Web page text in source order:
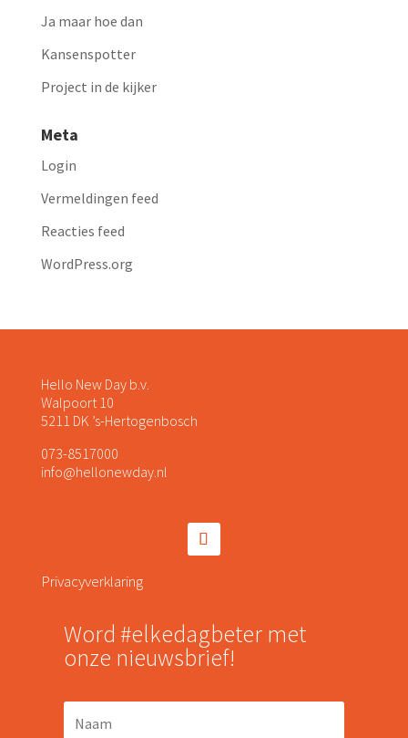
Ja maar hoe dan
Kansenspotter
Project in de kijker
Meta
Login
Vermeldingen feed
Reacties feed
WordPress.org
Hello New Day b.v.
Walpoort 10
5211 DK ’s-Hertogenbosch
073-8517000
info@hellonewday.nl
Privacyverklaring
Word #elkedagbeter met
onze nieuwsbrief!